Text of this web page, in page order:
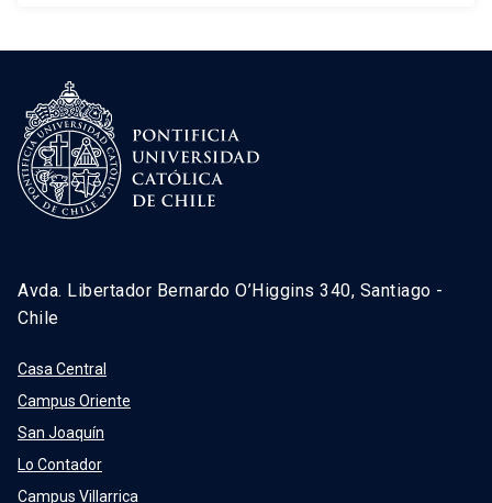
Avda. Libertador Bernardo O’Higgins 340, Santiago -
Chile
Casa Central
Campus Oriente
San Joaquín
Lo Contador
Campus Villarrica